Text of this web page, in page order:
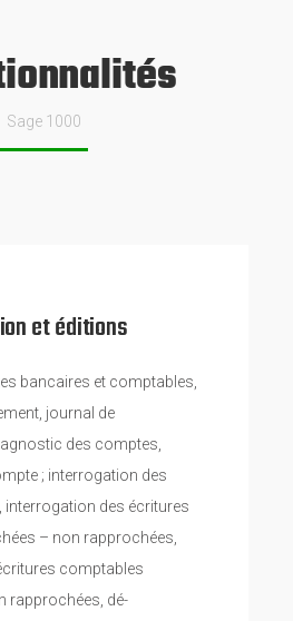
Sage 1000
et éditions
bancaires et comptables,
journal de
des comptes,
; interrogation des
interrogation des écritures
– non rapprochées,
comptables
rapprochées, dé-